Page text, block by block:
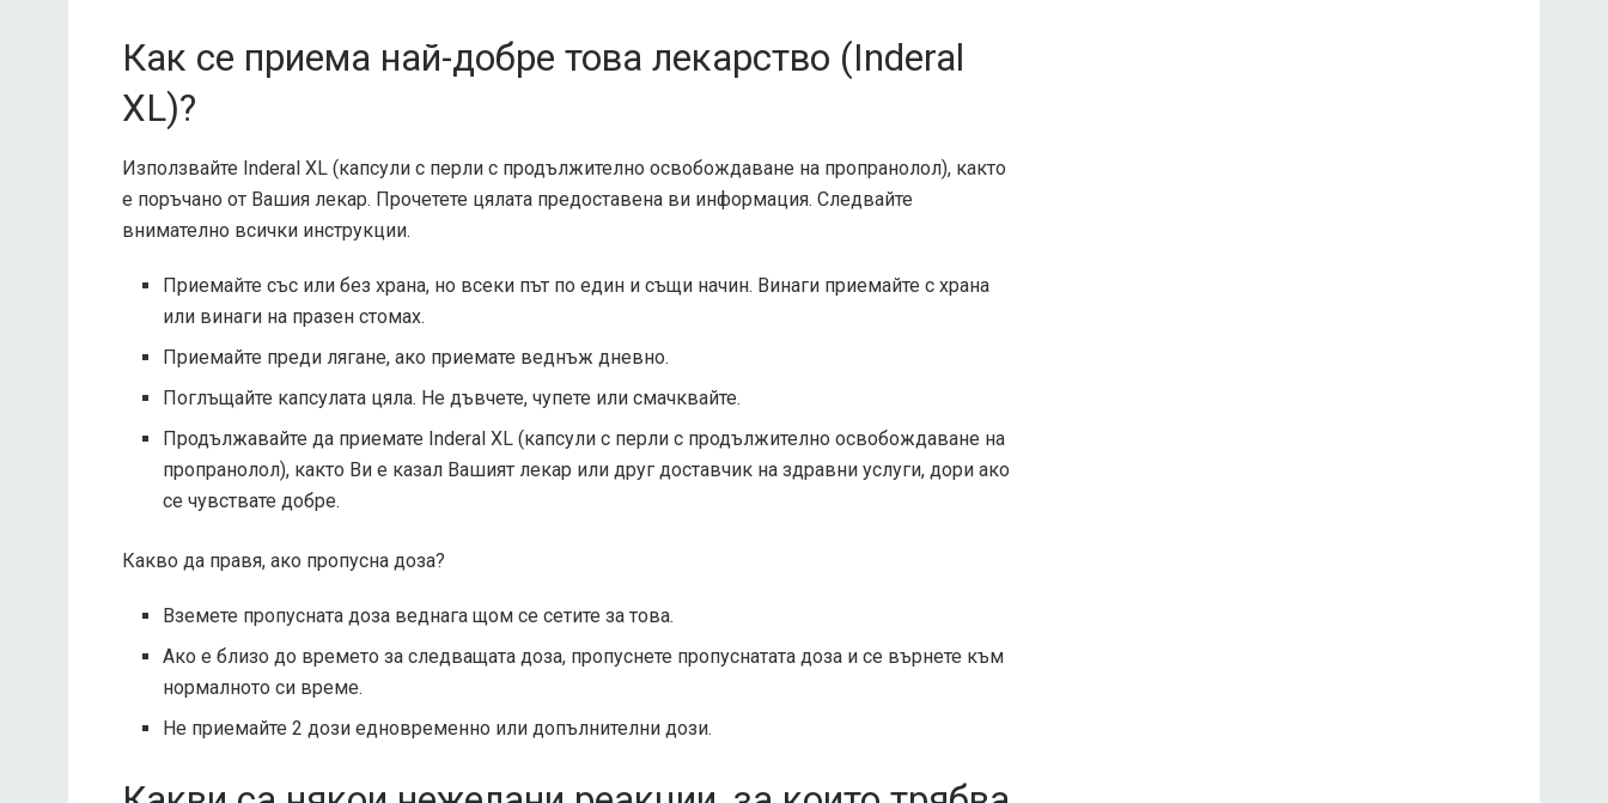
Как се приема най-добре това лекарство (Inderal
XL)?
Използвайте Inderal XL (капсули с перли с продължително освобождаване на пропранолол), както
е поръчано от Вашия лекар. Прочетете цялата предоставена ви информация. Следвайте
внимателно всички инструкции.
Приемайте със или без храна, но всеки път по един и същи начин. Винаги приемайте с храна
или винаги на празен стомах.
Приемайте преди лягане, ако приемате веднъж дневно.
Поглъщайте капсулата цяла. Не дъвчете, чупете или смачквайте.
Продължавайте да приемате Inderal XL (капсули с перли с продължително освобождаване на
пропранолол), както Ви е казал Вашият лекар или друг доставчик на здравни услуги, дори ако
се чувствате добре.
Какво да правя, ако пропусна доза?
Вземете пропусната доза веднага щом се сетите за това.
Ако е близо до времето за следващата доза, пропуснете пропуснатата доза и се върнете към
нормалното си време.
Не приемайте 2 дози едновременно или допълнителни дози.